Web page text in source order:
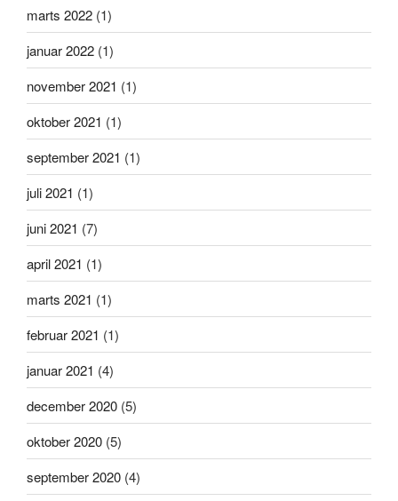
marts 2022 (1)
januar 2022 (1)
november 2021 (1)
oktober 2021 (1)
september 2021 (1)
juli 2021 (1)
juni 2021 (7)
april 2021 (1)
marts 2021 (1)
februar 2021 (1)
januar 2021 (4)
december 2020 (5)
oktober 2020 (5)
september 2020 (4)